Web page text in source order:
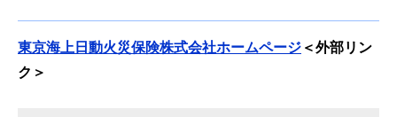
東京海上日動火災保険株式会社ホームページ ＜外部リン
ク＞